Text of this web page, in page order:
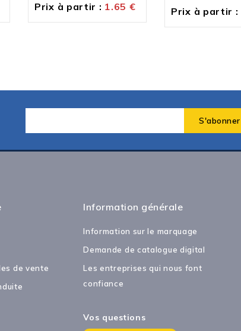
Prix à partir : 1.65 € Prix à partir :
de vente
Information générale
Information sur le marquage
Demande de catalogue digital
Les entreprises qui nous font
confiance
Vos questions